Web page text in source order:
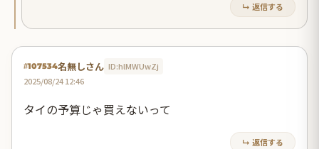
↳ 返信する
#107534名無しさん ID:hlMWUwZj
2025/08/24 12:46
タイの予算じゃ買えないって
↳ 返信する